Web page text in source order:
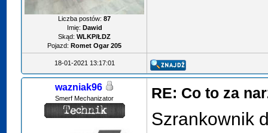
Liczba postów:87
Imię: Dawid
Skąd: WLKP/ŁDZ
Pojazd: Romet Ogar 205
18-01-2021 13:17:01
wazniak96
Smerf Mechanizator RE: Co to za
Szrankownik